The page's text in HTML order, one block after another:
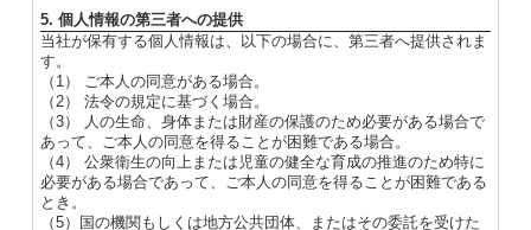
5. 個人情報の第三者への提供
当社が保有する個人情報は、以下の場合に、第三者へ提供されま
す。
（1） ご本人の同意がある場合。
（2） 法令の規定に基づく場合。
（3） 人の生命、身体または財産の保護のため必要がある場合で
あって、ご本人の同意を得ることが困難である場合。
（4） 公衆衛生の向上または児童の健全な育成の推進のため特に
必要がある場合であって、ご本人の同意を得ることが困難である
とき。
（5）国の機関もしくは地方公共団体、またはその委託を受けた